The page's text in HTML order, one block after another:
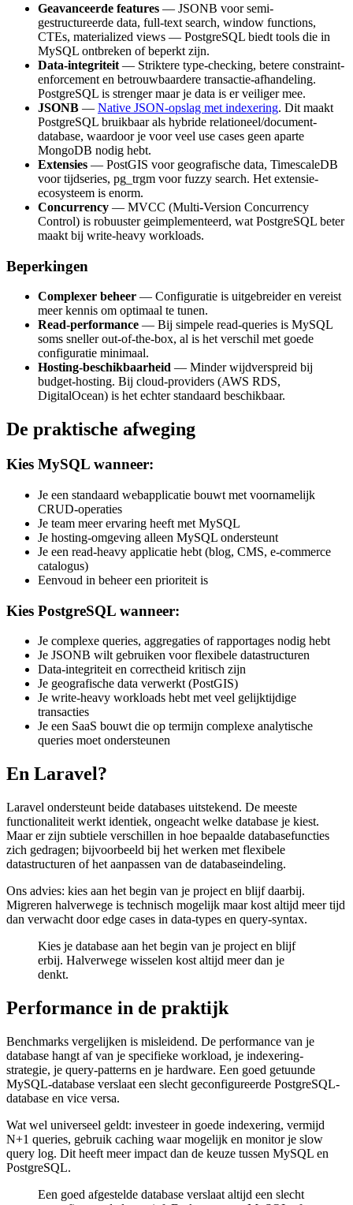
Geavanceerde features — JSONB voor semi-
gestructureerde data, full-text search, window functions,
CTEs, materialized views — PostgreSQL biedt tools die in
MySQL ontbreken of beperkt zijn.
Data-integriteit — Striktere type-checking, betere constraint-
enforcement en betrouwbaardere transactie-afhandeling.
PostgreSQL is strenger maar je data is er veiliger mee.
JSONB — Native JSON-opslag met indexering. Dit maakt
PostgreSQL bruikbaar als hybride relationeel/document-
database, waardoor je voor veel use cases geen aparte
MongoDB nodig hebt.
Extensies — PostGIS voor geografische data, TimescaleDB
voor tijdseries, pg_trgm voor fuzzy search. Het extensie-
ecosysteem is enorm.
Concurrency — MVCC (Multi-Version Concurrency
Control) is robuuster geimplementeerd, wat PostgreSQL beter
maakt bij write-heavy workloads.
Beperkingen
Complexer beheer — Configuratie is uitgebreider en vereist
meer kennis om optimaal te tunen.
Read-performance — Bij simpele read-queries is MySQL
soms sneller out-of-the-box, al is het verschil met goede
configuratie minimaal.
Hosting-beschikbaarheid — Minder wijdverspreid bij
budget-hosting. Bij cloud-providers (AWS RDS,
DigitalOcean) is het echter standaard beschikbaar.
De praktische afweging
Kies MySQL wanneer:
Je een standaard webapplicatie bouwt met voornamelijk
CRUD-operaties
Je team meer ervaring heeft met MySQL
Je hosting-omgeving alleen MySQL ondersteunt
Je een read-heavy applicatie hebt (blog, CMS, e-commerce
catalogus)
Eenvoud in beheer een prioriteit is
Kies PostgreSQL wanneer:
Je complexe queries, aggregaties of rapportages nodig hebt
Je JSONB wilt gebruiken voor flexibele datastructuren
Data-integriteit en correctheid kritisch zijn
Je geografische data verwerkt (PostGIS)
Je write-heavy workloads hebt met veel gelijktijdige
transacties
Je een SaaS bouwt die op termijn complexe analytische
queries moet ondersteunen
En Laravel?
Laravel ondersteunt beide databases uitstekend. De meeste
functionaliteit werkt identiek, ongeacht welke database je kiest.
Maar er zijn subtiele verschillen in hoe bepaalde databasefuncties
zich gedragen; bijvoorbeeld bij het werken met flexibele
datastructuren of het aanpassen van de databaseindeling.
Ons advies: kies aan het begin van je project en blijf daarbij.
Migreren halverwege is technisch mogelijk maar kost altijd meer tijd
dan verwacht door edge cases in data-types en query-syntax.
Kies je database aan het begin van je project en blijf
erbij. Halverwege wisselen kost altijd meer dan je
denkt.
Performance in de praktijk
Benchmarks vergelijken is misleidend. De performance van je
database hangt af van je specifieke workload, je indexering-
strategie, je query-patterns en je hardware. Een goed getuunde
MySQL-database verslaat een slecht geconfigureerde PostgreSQL-
database en vice versa.
Wat wel universeel geldt: investeer in goede indexering, vermijd
N+1 queries, gebruik caching waar mogelijk en monitor je slow
query log. Dit heeft meer impact dan de keuze tussen MySQL en
PostgreSQL.
Een goed afgestelde database verslaat altijd een slecht